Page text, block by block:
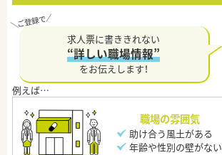
求人票に書ききれない
“詳しい職場情報”
をお伝えします！
職場の雰囲気
助け合う風土がある
年齢や性別の壁がない